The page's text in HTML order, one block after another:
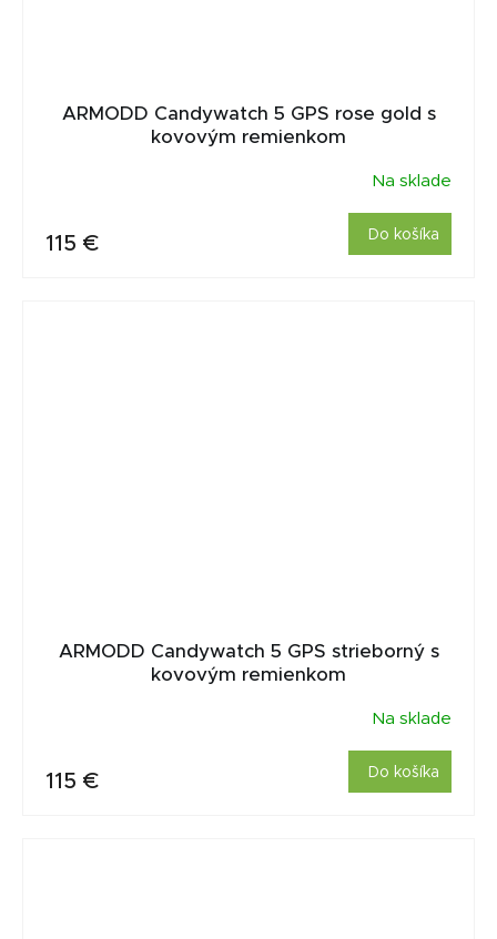
ARMODD Candywatch 5 GPS rose gold s
kovovým remienkom
Na sklade
115 € Do košíka
ARMODD Candywatch 5 GPS strieborný s
kovovým remienkom
Na sklade
115 € Do košíka